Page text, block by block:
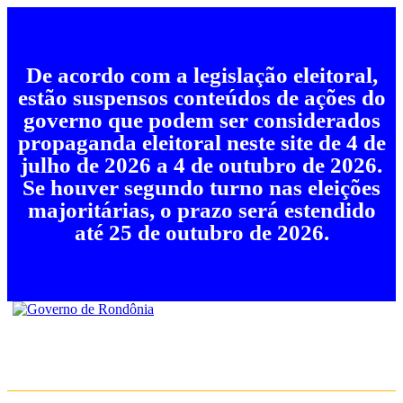
De acordo com a legislação eleitoral,
estão suspensos conteúdos de ações do
governo que podem ser considerados
propaganda eleitoral neste site de 4 de
julho de 2026 a 4 de outubro de 2026.
Se houver segundo turno nas eleições
majoritárias, o prazo será estendido
até 25 de outubro de 2026.